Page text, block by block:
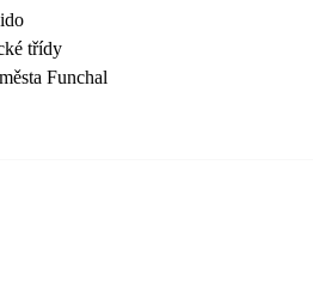
třídy
Funchal